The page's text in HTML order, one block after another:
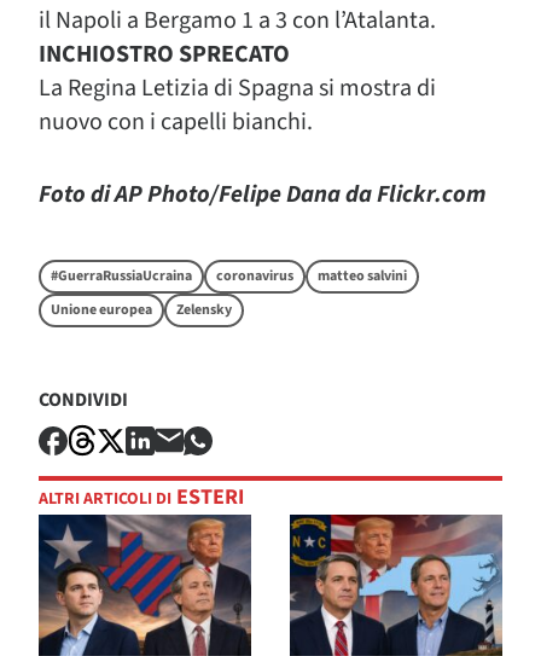
il Napoli a Bergamo 1 a 3 con l’Atalanta.
INCHIOSTRO SPRECATO
La Regina Letizia di Spagna si mostra di
nuovo con i capelli bianchi.
Foto di AP Photo/Felipe Dana da Flickr.com
#GuerraRussiaUcraina coronavirus
matteo salvini
Unione europea
Zelensky
CONDIVIDI
ALTRI ARTICOLI DI ESTERI